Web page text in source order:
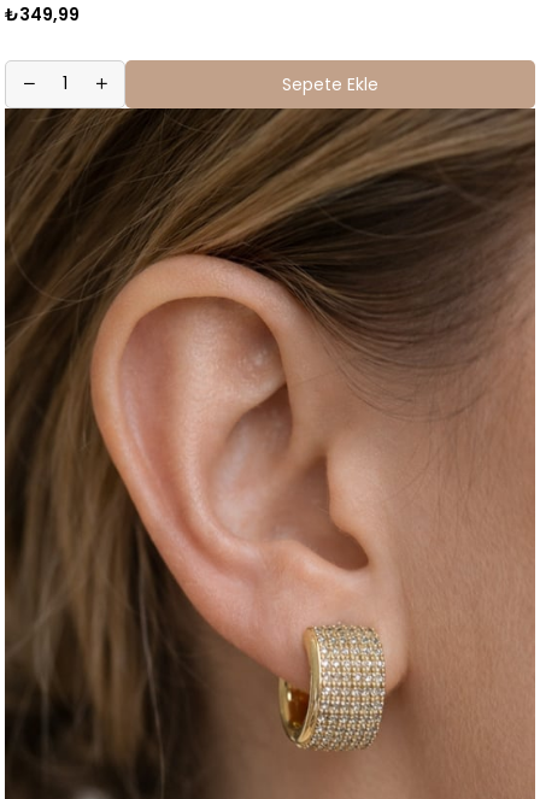
₺349,99
Sepete Ekle